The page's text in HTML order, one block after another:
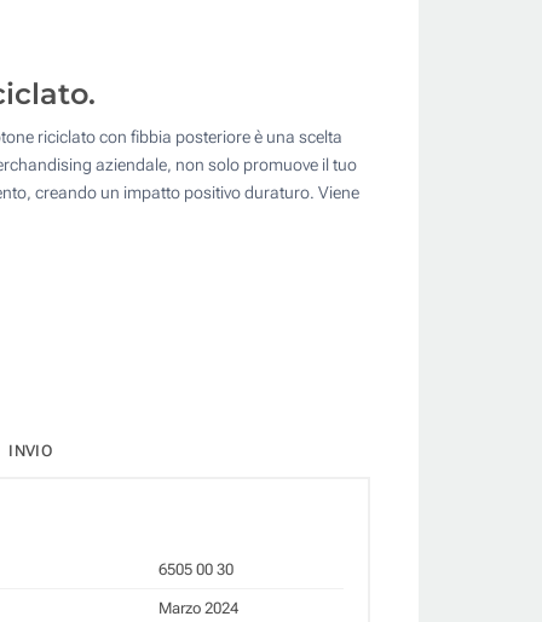
riciclato con fibbia posteriore è una scelta
aziendale, non solo promuove il tuo
creando un impatto positivo duraturo. Viene
INVIO
6505 00 30
Marzo 2024